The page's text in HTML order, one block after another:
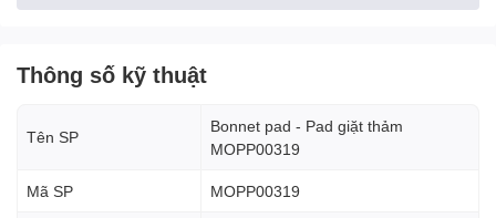
Sợi Microfiber:Sử dụng sợi microfiber thế hệ mới,
bụi bẩn, dầu mỡ, và các hạt chất bẩn nhỏ li ti,
ngăn chúng lan ra các khu vực khác.
2.Tăng Tốc Độ Khô của Thảm
Thông số kỹ thuật
Tên SP
Bonnet pad - Pad giặt thảm
MOPP00319
Mã SP MOPP00319